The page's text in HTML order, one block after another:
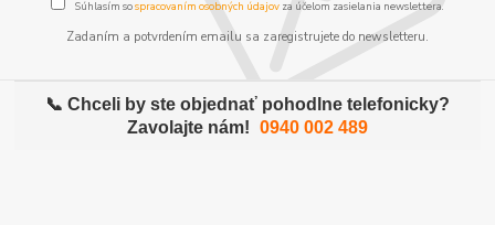
Súhlasím sospracovaním osobných údajov za účelom zasielania newslettera.
Zadaním a potvrdením emailu sa zaregistrujete do newsletteru.
📞 Chceli by ste objednať pohodlne telefonicky?
Zavolajte nám! 0940 002 489